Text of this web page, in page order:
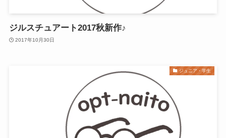
ジルスチュアート2017秋新作♪
2017年10月30日
ジュニア・学生